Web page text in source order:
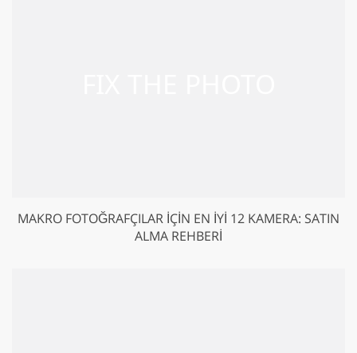
MAKRO FOTOĞRAFÇILAR IÇIN EN İYI 12 KAMERA: SATIN
ALMA REHBERI